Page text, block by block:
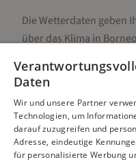
Die Wetterdaten geben
über das Klima in Borneo
Unterschieden,
Alle Infos zur
Daten
Wir und unsere Partner
Technologien, um
darauf zuzugreifen und
Adresse, eindeutige
für personalisierte Werbung